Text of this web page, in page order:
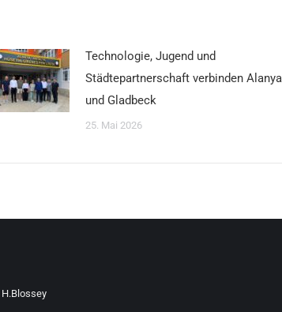
Technologie, Jugend und
Städtepartnerschaft verbinden Alanya
und Gladbeck
25. Mai 2026
H.Blossey